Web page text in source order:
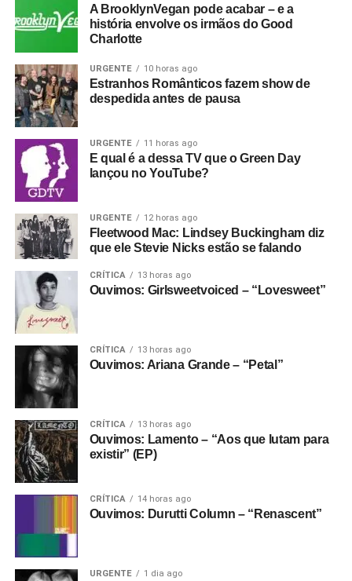
A BrooklynVegan pode acabar – e a
história envolve os irmãos do Good
Charlotte
URGENTE 10 horas ago
Estranhos Românticos fazem show de
despedida antes de pausa
URGENTE 11 horas ago
E qual é a dessa TV que o Green Day
lançou no YouTube?
URGENTE 12 horas ago
Fleetwood Mac: Lindsey Buckingham diz
que ele Stevie Nicks estão se falando
CRÍTICA 13 horas ago
Ouvimos: Girlsweetvoiced – “Lovesweet”
CRÍTICA 13 horas ago
Ouvimos: Ariana Grande – “Petal”
CRÍTICA 13 horas ago
Ouvimos: Lamento – “Aos que lutam para
existir” (EP)
CRÍTICA 14 horas ago
Ouvimos: Durutti Column – “Renascent”
URGENTE 1 dia ago